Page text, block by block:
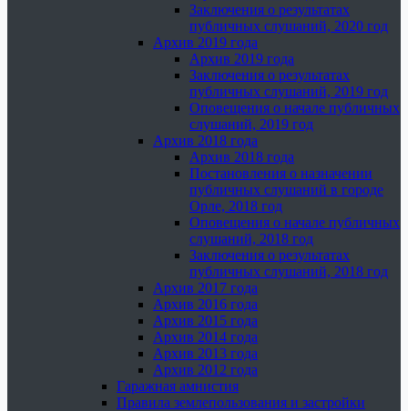
Заключения о результатах
публичных слушаний, 2020 год
Архив 2019 года
Архив 2019 года
Заключения о результатах
публичных слушаний, 2019 год
Оповещения о начале публичных
слушаний, 2019 год
Архив 2018 года
Архив 2018 года
Постановления о назначении
публичных слушаний в городе
Орле, 2018 год
Оповещения о начале публичных
слушаний, 2018 год
Заключения о результатах
публичных слушаний, 2018 год
Архив 2017 года
Архив 2016 года
Архив 2015 года
Архив 2014 года
Архив 2013 года
Архив 2012 года
Гаражная амнистия
Правила землепользования и застройки